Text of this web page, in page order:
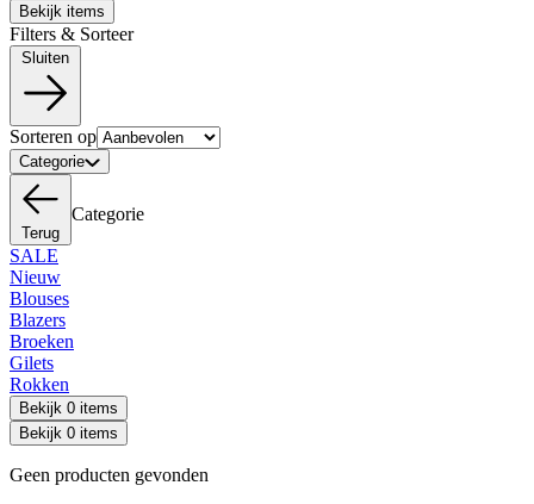
Bekijk items
Filters & Sorteer
Sorteren op
Categorie
Terug
Categorie
SALE
Nieuw
Blouses
Blazers
Broeken
Gilets
Rokken
Bekijk 0 items
Bekijk 0 items
Geen producten gevonden